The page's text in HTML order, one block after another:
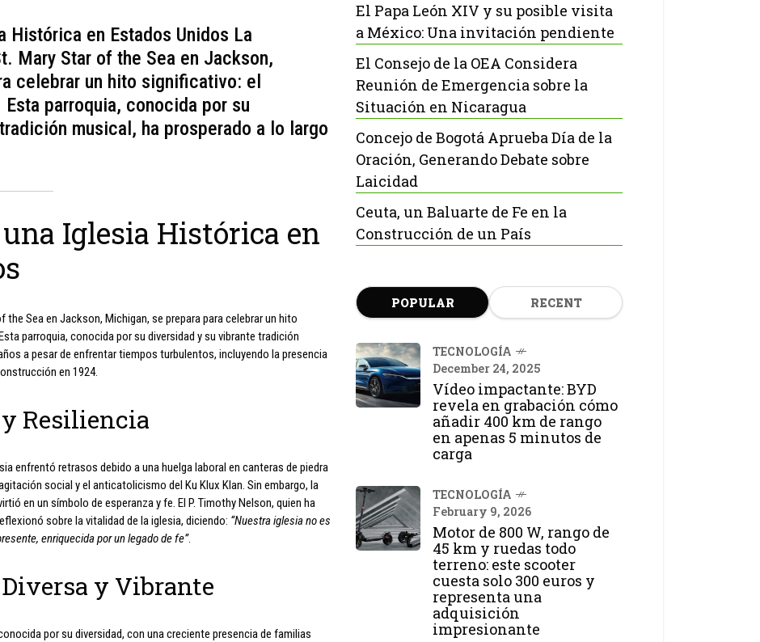
Histórica en Estados Unidos La
Mary Star of the Sea en Jackson,
celebrar un hito significativo: el
parroquia, conocida por su
musical, ha prosperado a lo largo
Iglesia Histórica en
Sea en Jackson, Michigan, se prepara para celebrar un hito
parroquia, conocida por su diversidad y su vibrante tradición
a pesar de enfrentar tiempos turbulentos, incluyendo la presencia
en 1924.
y Resiliencia
enfrentó retrasos debido a una huelga laboral en canteras de piedra
social y el anticatolicismo del Ku Klux Klan. Sin embargo, la
en un símbolo de esperanza y fe. El P. Timothy Nelson, quien ha
sobre la vitalidad de la iglesia, diciendo: “Nuestra iglesia no es
enriquecida por un legado de fe”.
y Vibrante
por su diversidad, con una creciente presencia de familias
El Papa León XIV y su posible visita
a México: Una invitación pendiente
El Consejo de la OEA Considera
Reunión de Emergencia sobre la
Situación en Nicaragua
Concejo de Bogotá Aprueba Día de la
Oración, Generando Debate sobre
Laicidad
Ceuta, un Baluarte de Fe en la
Construcción de un País
POPULAR RECENT
TECNOLOGÍA
December 24, 2025
Vídeo impactante: BYD
revela en grabación cómo
añadir 400 km de rango
en apenas 5 minutos de
carga
TECNOLOGÍA
February 9, 2026
Motor de 800 W, rango de
45 km y ruedas todo
terreno: este scooter
cuesta solo 300 euros y
representa una
adquisición
impresionante